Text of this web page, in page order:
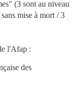
(3 sont au niveau
mise à mort / 3
l'Afap :
des